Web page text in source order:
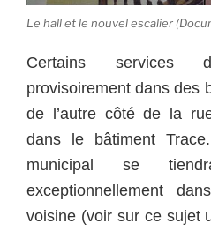
Le hall et le nouvel escalier
Certains services
provisoirement dans des
de l’autre côté de la
dans le bâtiment
municipal se
exceptionnellement
voisine (voir sur ce sujet